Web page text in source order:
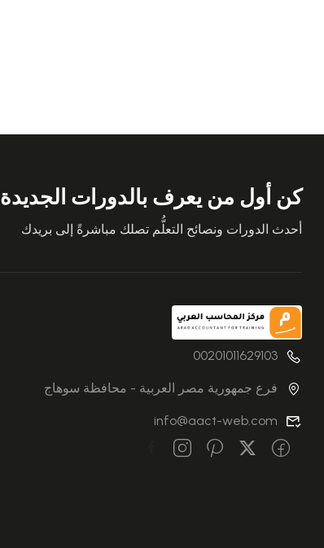
كن أول من يعرف بالدورات الجديدة
أحدث الدورات ونصائح التعلُّم تصلك مباشرةً إلى بريدك
00201011629103
فرع جمهورية مصر العربية - محافظة سوهاج
info@aact-web.com